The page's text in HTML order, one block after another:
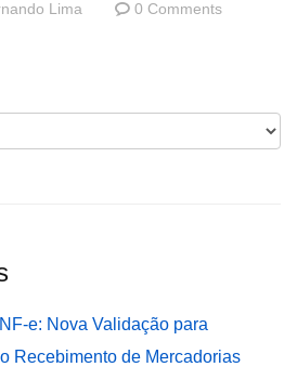
Lima 0 Comments
e: Nova Validação para
Recebimento de Mercadorias